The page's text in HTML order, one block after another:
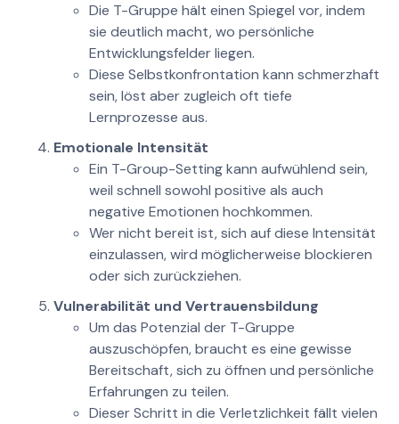
Die T-Gruppe hält einen Spiegel vor, indem
sie deutlich macht, wo persönliche
Entwicklungsfelder liegen.
Diese Selbstkonfrontation kann schmerzhaft
sein, löst aber zugleich oft tiefe
Lernprozesse aus.
Emotionale Intensität
Ein T-Group-Setting kann aufwühlend sein,
weil schnell sowohl positive als auch
negative Emotionen hochkommen.
Wer nicht bereit ist, sich auf diese Intensität
einzulassen, wird möglicherweise blockieren
oder sich zurückziehen.
Vulnerabilität und Vertrauensbildung
Um das Potenzial der T-Gruppe
auszuschöpfen, braucht es eine gewisse
Bereitschaft, sich zu öffnen und persönliche
Erfahrungen zu teilen.
Dieser Schritt in die Verletzlichkeit fällt vielen